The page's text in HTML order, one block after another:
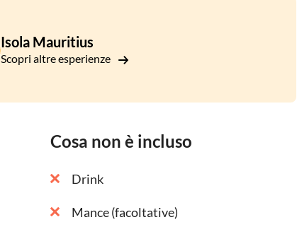
Isola Mauritius
Scopri altre esperienze
Cosa non è incluso
Drink
Mance (facoltative)